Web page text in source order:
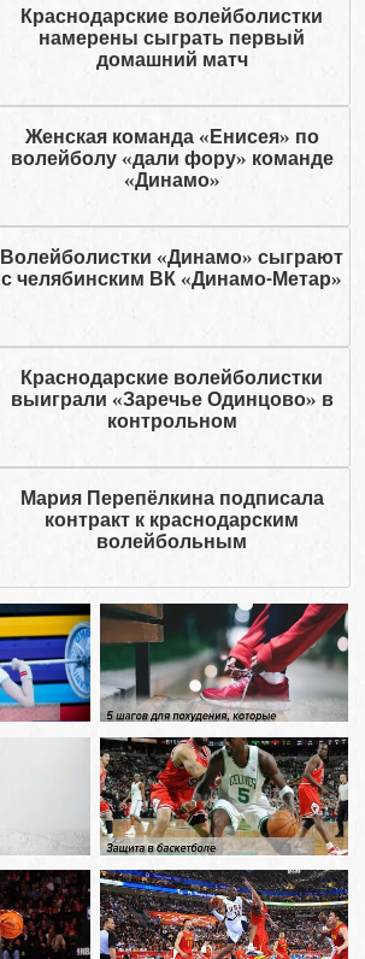
Краснодарские волейболистки
намерены сыграть первый
домашний матч
Женская команда «Енисея» по
волейболу «дали фору» команде
«Динамо»
Волейболистки «Динамо» сыграют
с челябинским ВК «Динамо-Метар»
Краснодарские волейболистки
выиграли «Заречье Одинцово» в
контрольном
Мария Перепёлкина подписала
контракт к краснодарским
волейбольным